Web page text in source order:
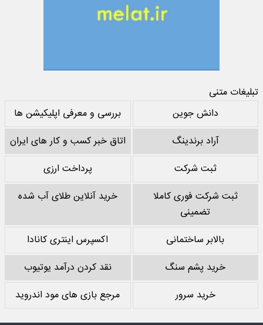
تبلیغات متنی
دانش جوین
بررسی و معرفی اپلیکیشن ها
آراد برندینگ
اتاق خبر کسب و کار های ایران
ثبت شرکت
پرداخت ارزی
ثبت شرکت فوری کاملا
تضمینی
خرید آنلاین طلای آب شده
بالابر ساختمانی
اکسپرس اینتری کانادا
خرید پشم سنگ
نقد کردن درآمد یوتیوب
خرید سرور
مرجع بازی های مود اندروید